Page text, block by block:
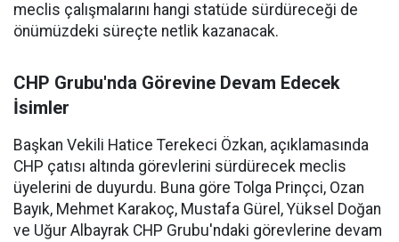
meclis çalışmalarını hangi statüde sürdüreceği de
önümüzdeki süreçte netlik kazanacak.
CHP Grubu'nda Görevine Devam Edecek
İsimler
Başkan Vekili Hatice Terekeci Özkan, açıklamasında
CHP çatısı altında görevlerini sürdürecek meclis
üyelerini de duyurdu. Buna göre Tolga Prinçci, Ozan
Bayık, Mehmet Karakoç, Mustafa Gürel, Yüksel Doğan
ve Uğur Albayrak CHP Grubu'ndaki görevlerine devam